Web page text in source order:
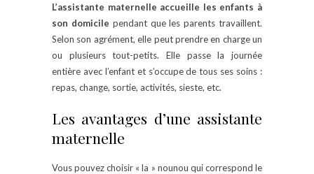
L’assistante maternelle accueille les enfants à
son domicile pendant que les parents travaillent.
Selon son agrément, elle peut prendre en charge un
ou plusieurs tout-petits. Elle passe la journée
entière avec l’enfant et s’occupe de tous ses soins :
repas, change, sortie, activités, sieste, etc.
Les avantages d’une assistante
maternelle
Vous pouvez choisir « la » nounou qui correspond le